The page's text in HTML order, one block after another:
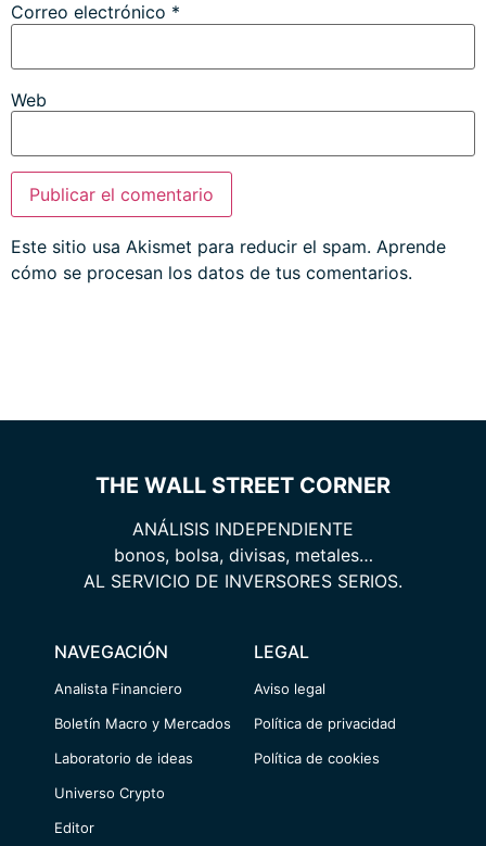
Correo electrónico *
Web
Este sitio usa Akismet para reducir el spam. Aprende
cómo se procesan los datos de tus comentarios.
THE WALL STREET CORNER
ANÁLISIS INDEPENDIENTE
bonos, bolsa, divisas, metales…
AL SERVICIO DE INVERSORES SERIOS.
NAVEGACIÓN
Analista Financiero
Boletín Macro y Mercados
Laboratorio de ideas
Universo Crypto
Editor
LEGAL
Aviso legal
Política de privacidad
Política de cookies